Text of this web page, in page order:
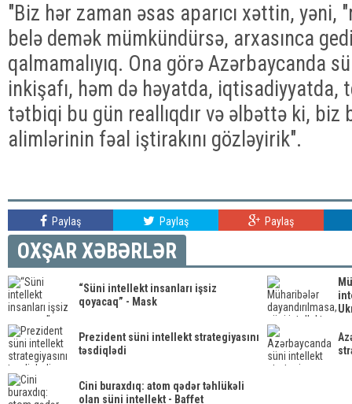
"Biz hər zaman əsas aparıcı xəttin, yəni,
belə demək mümkündürsə, arxasınca
qalmamalıyıq. Ona görə Azərbaycanda
inkişafı, həm də həyatda, iqtisadiyyatda,
tətbiqi bu gün reallıqdır və əlbəttə ki, biz
alimlərinin fəal iştirakını gözləyirik".
Paylaş Paylaş Paylaş
OXŞAR XƏBƏRLƏR
“Süni intellekt insanları işsiz
qoyacaq” - Mask
Prezident süni intellekt strategiyasını
təsdiqlədi
Cini buraxdıq: atom qədər təhlükəli
olan süni intellekt - Baffet